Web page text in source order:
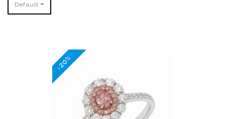
Default
-20%